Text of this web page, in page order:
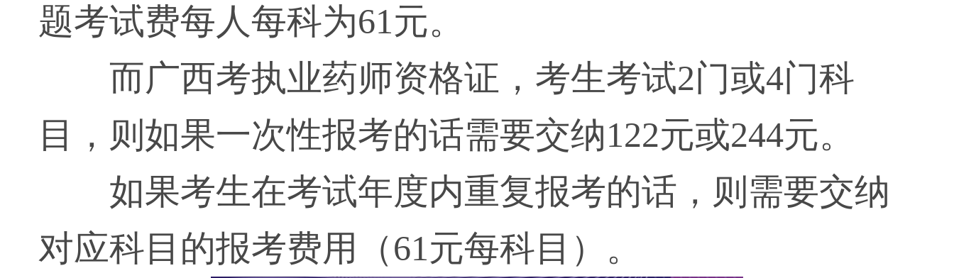
题考试费每人每科为61元。
而广西考执业药师资格证，考生考试2门或4门科
目，则如果一次性报考的话需要交纳122元或244元。
如果考生在考试年度内重复报考的话，则需要交纳
对应科目的报考费用（61元每科目）。